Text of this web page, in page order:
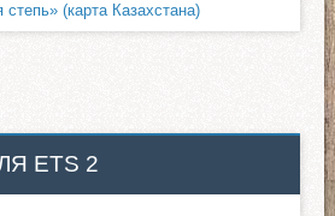
степь» (карта Казахстана)
ETS 2